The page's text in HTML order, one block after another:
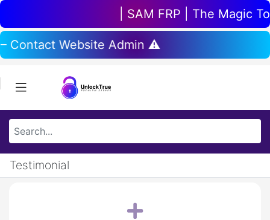
| SAM FRP | The Magic
Contact Website Admin ⚠️
Testimonial